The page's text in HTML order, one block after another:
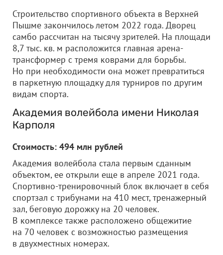
Строительство спортивного объекта в Верхней
Пышме закончилось летом 2022 года. Дворец
самбо рассчитан на тысячу зрителей. На площади
8,7 тыс. кв. м расположится главная арена-
трансформер с тремя коврами для борьбы.
Но при необходимости она может превратиться
в паркетную площадку для турниров по другим
видам спорта.
Академия волейбола имени Николая
Карполя
Стоимость: 494 млн рублей
Академия волейбола стала первым сданным
объектом, ее открыли еще в апреле 2021 года.
Спортивно-тренировочный блок включает в себя
спортзал с трибунами на 410 мест, тренажерный
зал, беговую дорожку на 20 человек.
В комплексе также расположено общежитие
на 70 человек с возможностью размещения
в двухместных номерах.